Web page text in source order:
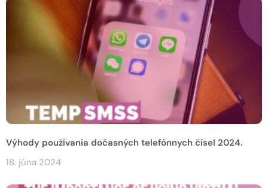
Výhody používania dočasných telefónnych čísel 2024.
18. júna 2024